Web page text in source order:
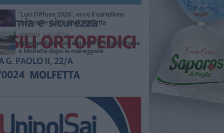
MARTEDÌ 4 AGOSTO
"Luci Diffuse 2026", ecco il cartellone
dell'estate culturale di Molfetta
VENERDÌ 7 AGOSTO
Spiagge libere, via alla pulizia straordinaria
a Molfetta dopo le mareggiate